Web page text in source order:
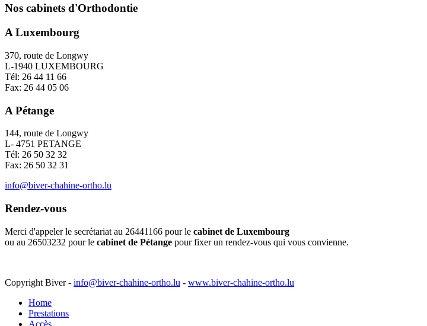
Nos cabinets d'Orthodontie
A Luxembourg
370, route de Longwy
L-1940 LUXEMBOURG
Tél: 26 44 11 66
Fax: 26 44 05 06
A Pétange
144, route de Longwy
L- 4751 PETANGE
Tél: 26 50 32 32
Fax: 26 50 32 31
info@biver-chahine-ortho.lu
Rendez-vous
Merci d'appeler le secrétariat au 26441166 pour le cabinet de Luxembourg
ou au 26503232 pour le cabinet de Pétange pour fixer un rendez-vous qui vous convienne.
Copyright Biver - info@biver-chahine-ortho.lu - www.biver-chahine-ortho.lu
Home
Prestations
Accès